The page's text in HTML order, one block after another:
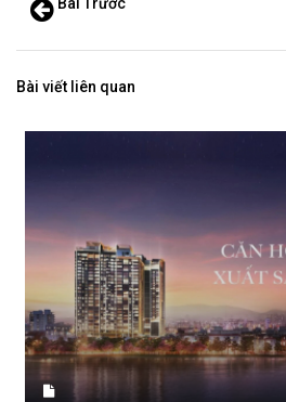
Bài viết liên quan